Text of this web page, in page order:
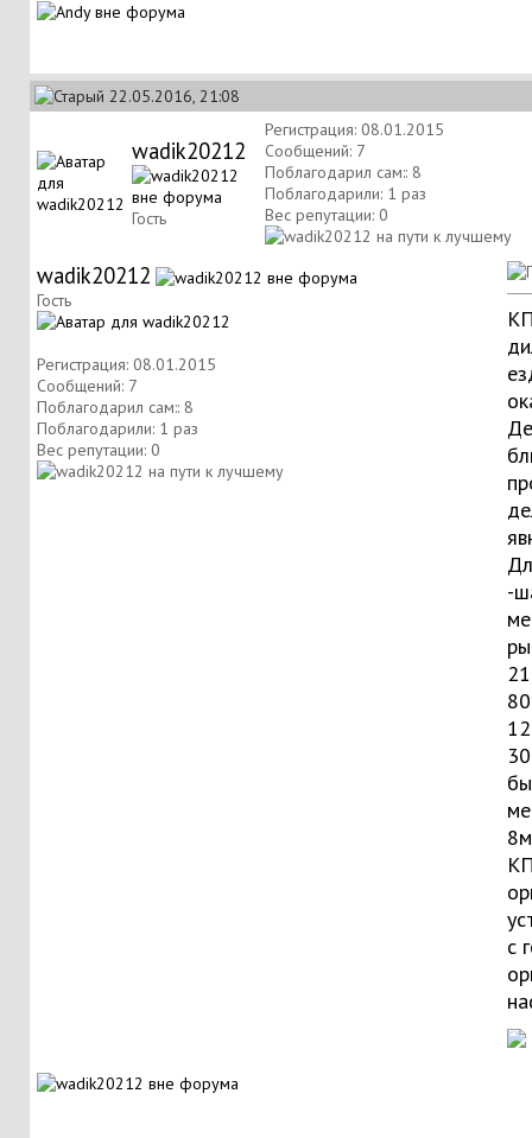
22.05.2016, 21:08
wadik20212
Гость
Регистрация: 08.01.2015
Сообщений: 7
Поблагодарил сам:: 8
Поблагодарили: 1 раз
Вес репутации: 0
wadik20212
Гость
Регистрация: 08.01.2015
Сообщений: 7
Поблагодарил сам:: 8
Поблагодарили: 1 раз
Вес репутации: 0
-
с